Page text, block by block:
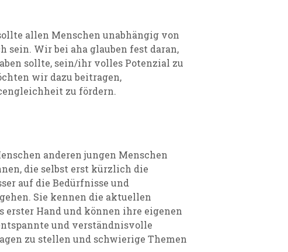
allen Menschen unabhängig von
Wir bei aha glauben fest daran,
sollte, sein/ihr volles Potenzial zu
wir dazu beitragen,
zu fördern.
anderen jungen Menschen
die selbst erst kürzlich die
auf die Bedürfnisse und
Sie kennen die aktuellen
erster Hand und können ihre eigenen
und verständnisvolle
zu stellen und schwierige Themen